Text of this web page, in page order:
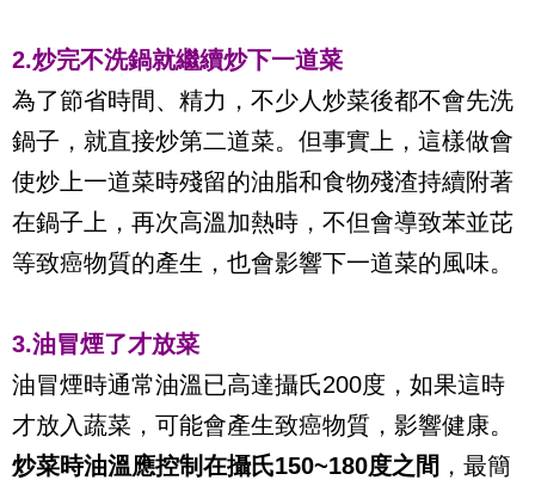
2.炒完不洗鍋就繼續炒下一道菜
為了節省時間、精力，不少人炒菜後都不會先洗
鍋子，就直接炒第二道菜。但事實上，這樣做會
使炒上一道菜時殘留的油脂和食物殘渣持續附著
在鍋子上，再次高溫加熱時，不但會導致苯並芘
等致癌物質的產生，也會影響下一道菜的風味。
3.油冒煙了才放菜
油冒煙時通常油溫已高達攝氏200度，如果這時
才放入蔬菜，可能會產生致癌物質，影響健康。
炒菜時油溫應控制在攝氏150~180度之間 ，最簡